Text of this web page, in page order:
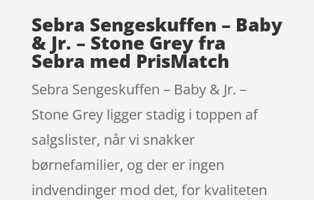
Sebra Sengeskuffen – Baby
& Jr. – Stone Grey fra
Sebra med PrisMatch
Sebra Sengeskuffen – Baby & Jr. –
Stone Grey ligger stadig i toppen af
salgslister, når vi snakker
børnefamilier, og der er ingen
indvendinger mod det, for kvaliteten